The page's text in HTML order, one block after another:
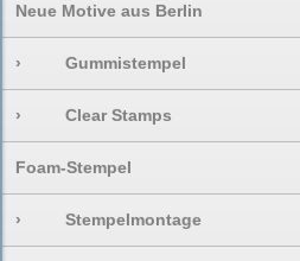
Neue Motive aus Berlin
› Gummistempel
› Clear Stamps
Foam-Stempel
› Stempelmontage